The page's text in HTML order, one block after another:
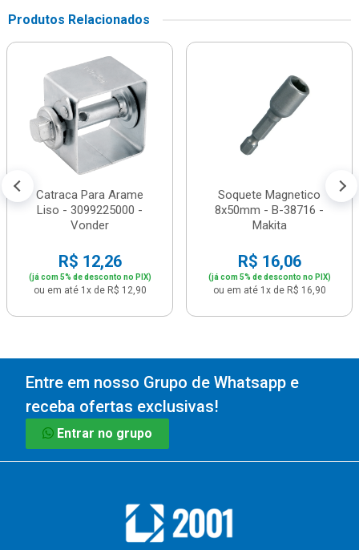
Produtos Relacionados
Catraca Para Arame
Liso - 3099225000 -
Vonder
R$ 12,26
(já com 5% de desconto no PIX)
ou em até 1x de R$ 12,90
Soquete Magnetico
8x50mm - B-38716 -
Makita
R$ 16,06
(já com 5% de desconto no PIX)
ou em até 1x de R$ 16,90
Entre em nosso Grupo de Whatsapp e
receba ofertas exclusivas!
Entrar no grupo